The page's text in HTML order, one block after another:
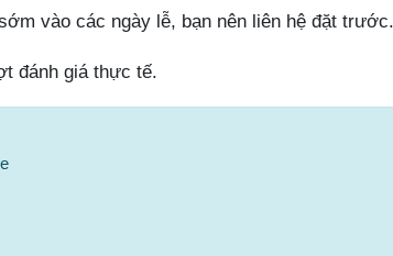
vào các ngày lễ, bạn nên liên hệ đặt trước.
đánh giá thực tế.